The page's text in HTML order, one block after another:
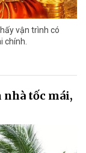
vận trình có
chính.
nhà tốc mái,